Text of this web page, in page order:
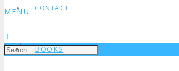
CONTACT
Facebook
MENU
BOOKS